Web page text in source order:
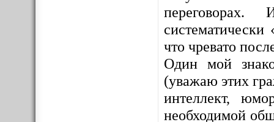
переговорах.
что чревато
Один мой
(уважаю этих
интеллект,
необходимой